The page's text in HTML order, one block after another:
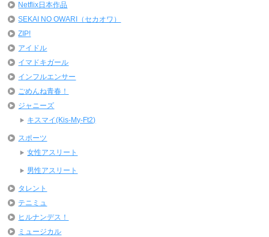
Netflix日本作品
SEKAI NO OWARI（セカオワ）
ZIP!
アイドル
イマドキガール
インフルエンサー
ごめんね青春！
ジャニーズ
キスマイ(Kis-My-Ft2)
スポーツ
女性アスリート
男性アスリート
タレント
テニミュ
ヒルナンデス！
ミュージカル